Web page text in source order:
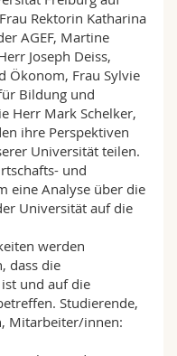
Rektorin Katharina
AGEF, Martine
Joseph Deiss,
Ökonom, Frau Sylvie
Bildung und
Herr Mark Schelker,
ihre Perspektiven
Universität teilen.
und
eine Analyse über die
Universität auf die
werden
dass die
und auf die
Studierende,
Mitarbeiter/innen: